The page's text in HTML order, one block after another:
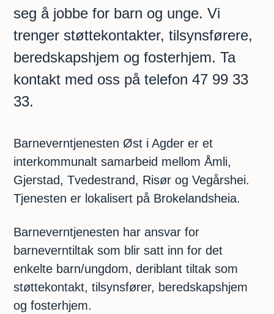
seg å jobbe for barn og unge. Vi
trenger støttekontakter, tilsynsførere,
beredskapshjem og fosterhjem. Ta
kontakt med oss på telefon 47 99 33
33.
Barneverntjenesten Øst i Agder er et
interkommunalt samarbeid mellom Åmli,
Gjerstad, Tvedestrand, Risør og Vegårshei.
Tjenesten er lokalisert på Brokelandsheia.
Barneverntjenesten har ansvar for
barneverntiltak som blir satt inn for det
enkelte barn/ungdom, deriblant tiltak som
støttekontakt, tilsynsfører, beredskapshjem
og fosterhjem.